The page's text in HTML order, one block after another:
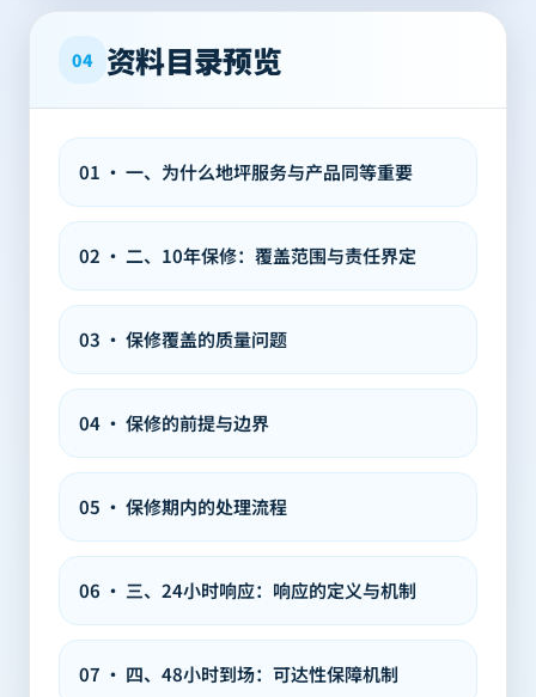
04 资料目录预览
01 · 一、为什么地坪服务与产品同等重要
02 · 二、10年保修：覆盖范围与责任界定
03 · 保修覆盖的质量问题
04 · 保修的前提与边界
05 · 保修期内的处理流程
06 · 三、24小时响应：响应的定义与机制
07 · 四、48小时到场：可达性保障机制